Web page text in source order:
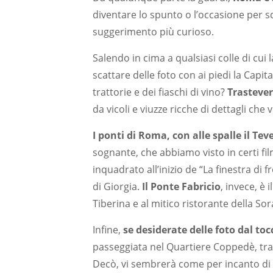
diventare lo spunto o l’occasione per
suggerimento più curioso.
Salendo in cima a qualsiasi colle di
scattare delle foto con ai piedi la
trattorie e dei fiaschi di vino?
da vicoli e viuzze ricche di dettagli che
I ponti di Roma, con alle spalle il
sognante, che abbiamo visto in certi
inquadrato all’inizio de “La finestra di
di Giorgia. Il Ponte Fabricio, invece, è
Tiberina e al mitico ristorante della
Infine, se desiderate delle foto dal
passeggiata nel Quartiere Coppedè,
Decò, vi sembrerà come per incanto